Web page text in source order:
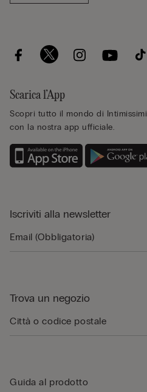
Scarica l’App
Scopri tutto il mondo di Intimissimi
con la nostra app ufficiale.
Iscriviti alla newsletter
Trova un negozio
Guida al prodotto